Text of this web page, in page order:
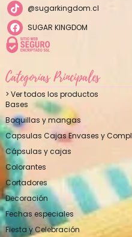
@sugarkingdom.cl
SUGAR KINGDOM
Categorías Principales
> Ver todos los productos
Bases
Boquillas y mangas
Capsulas Cajas Envases y
Cápsulas y cajas
Colorantes
Cortadores
Decoración
Fechas especiales
Fiesta y Celebración